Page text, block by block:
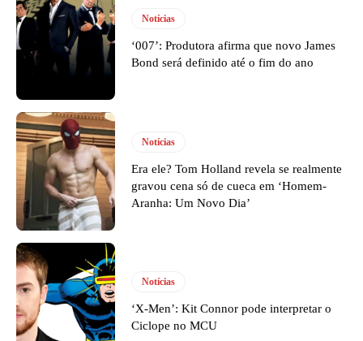
Notícias
‘007’: Produtora afirma que novo James
Bond será definido até o fim do ano
Notícias
Era ele? Tom Holland revela se realmente
gravou cena só de cueca em ‘Homem-
Aranha: Um Novo Dia’
Notícias
‘X-Men’: Kit Connor pode interpretar o
Ciclope no MCU